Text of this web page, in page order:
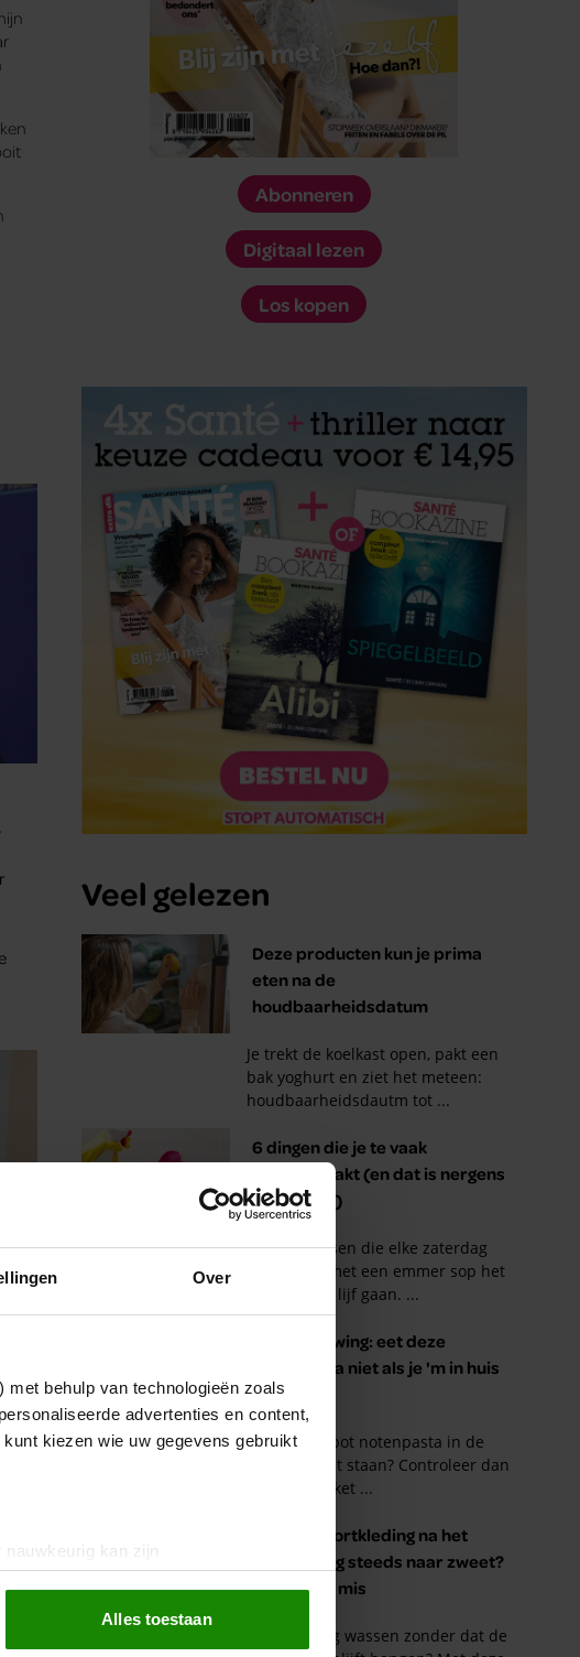
Over
behulp van technologieën zoals
advertenties en content,
kiezen wie uw gegevens gebruikt
nauwkeurig kan zijn
(fingerprinting)
Alles toestaan
Abonneren
Digitaal lezen
Los kopen